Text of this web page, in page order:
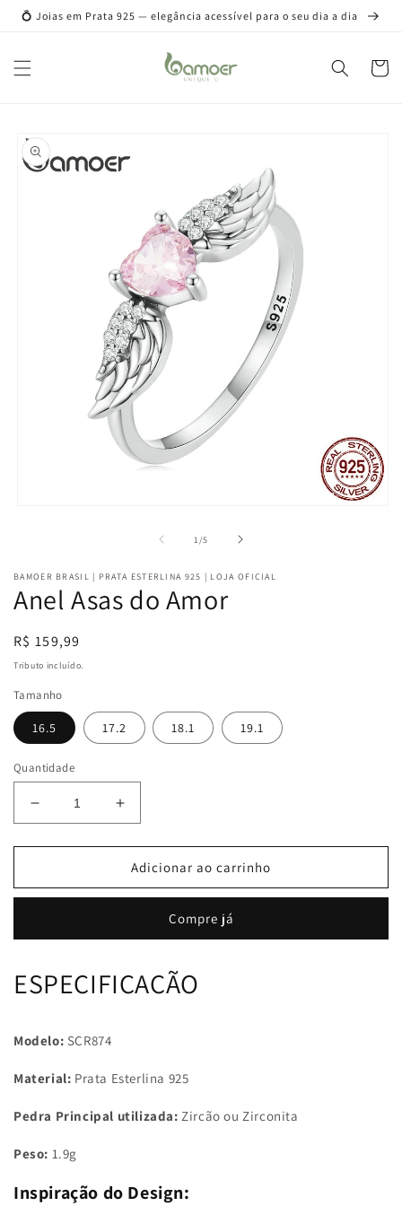
para o
💍 Joias em Prata 925 — elegância acessível para o seu dia a dia
as
informações
do produto
modal
1 /de
5
BAMOER BRASIL | PRATA ESTERLINA 925 | LOJA OFICIAL
Anel Asas do Amor
Preço
normal
R$ 159,99
Tributo incluído.
Tamanho
16.5 17.2 18.1 19.1
Quantidade
Diminuir
a
quantidade
Anel
Amor
Aumentar
a
quantidade
de
Anel
Amor
Adicionar ao carrinho
Compre já
ESPECIFICAÇÃO
Modelo: SCR874
Material: Prata Esterlina 925
Pedra Principal utilizada: Zircão ou Zirconita
Peso: 1.9g
Inspiração do Design: